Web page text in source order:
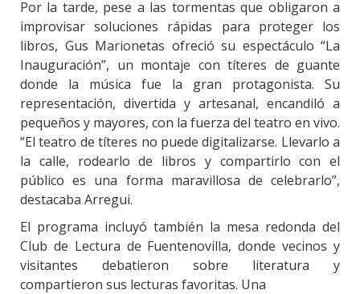
Por la tarde, pese a las tormentas que obligaron a
improvisar soluciones rápidas para proteger los
libros, Gus Marionetas ofreció su espectáculo “La
Inauguración”, un montaje con títeres de guante
donde la música fue la gran protagonista. Su
representación, divertida y artesanal, encandiló a
pequeños y mayores, con la fuerza del teatro en vivo.
“El teatro de títeres no puede digitalizarse. Llevarlo a
la calle, rodearlo de libros y compartirlo con el
público es una forma maravillosa de celebrarlo”,
destacaba Arregui.
El programa incluyó también la mesa redonda del
Club de Lectura de Fuentenovilla, donde vecinos y
visitantes debatieron sobre literatura y
compartieron sus lecturas favoritas. Una